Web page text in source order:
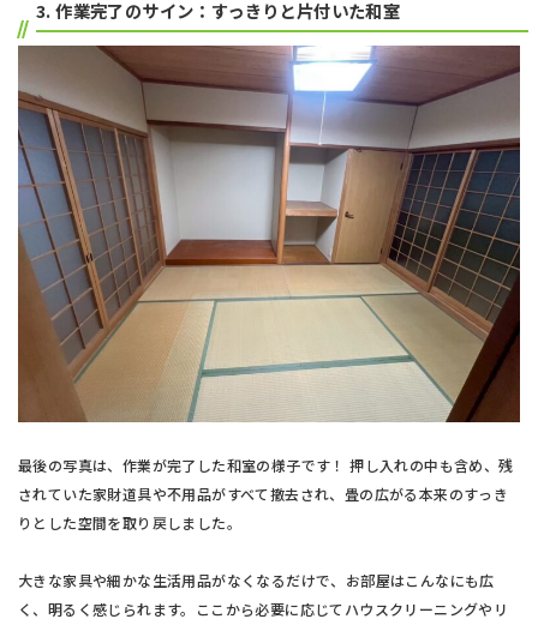
3. 作業完了のサイン：すっきりと片付いた和室
最後の写真は、作業が完了した和室の様子です！ 押し入れの中も含め、残
されていた家財道具や不用品がすべて撤去され、畳の広がる本来のすっき
りとした空間を取り戻しました。
大きな家具や細かな生活用品がなくなるだけで、お部屋はこんなにも広
く、明るく感じられます。ここから必要に応じてハウスクリーニングやリ